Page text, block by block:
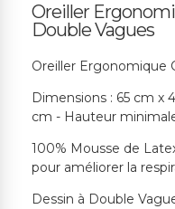
Oreiller
Double Vagues
Oreiller Ergonomique
Dimensions : 65 cm x
cm - Hauteur
100% Mousse de
pour améliorer la
Dessin à Double